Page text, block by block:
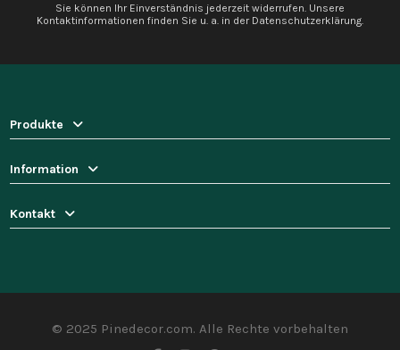
Sie können Ihr Einverständnis jederzeit widerrufen. Unsere
Kontaktinformationen finden Sie u. a. in der Datenschutzerklärung.
Produkte
Information
Kontakt
© 2025 Pinedecor.com. Alle Rechte vorbehalten